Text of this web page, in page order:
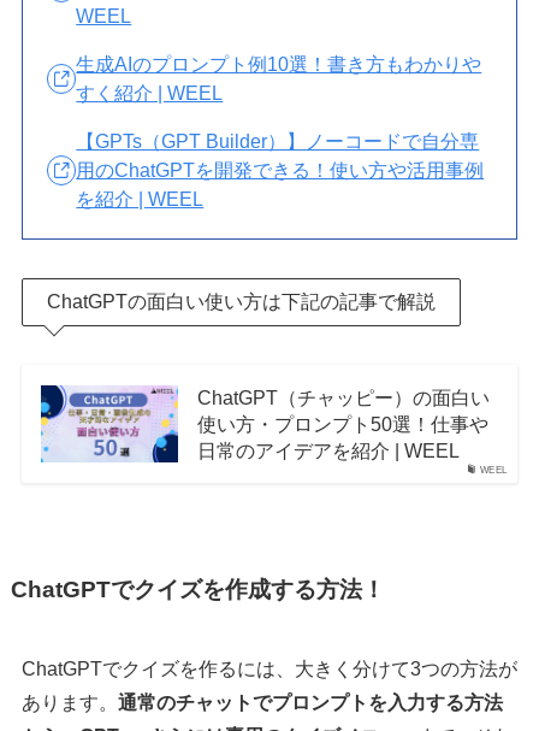
WEEL
生成AIのプロンプト例10選！書き方もわかりや
すく紹介 | WEEL
【GPTs（GPT Builder）】ノーコードで自分専
用のChatGPTを開発できる！使い方や活用事例
を紹介 | WEEL
ChatGPTの面白い使い方は下記の記事で解説
WEEL
ChatGPT（チャッピー）の面白い
使い方・プロンプト50選！仕事や
日常のアイデアを紹介 | WEEL
ChatGPTでクイズを作成する方法！
ChatGPTでクイズを作るには、大きく分けて3つの方法が
あります。 通常のチャットでプロンプトを入力する方法